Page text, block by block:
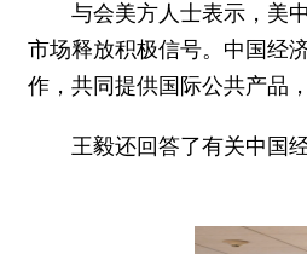
与会美方人士表示，美
市场释放积极信号。中国经
作，共同提供国际公共产品
王毅还回答了有关中国